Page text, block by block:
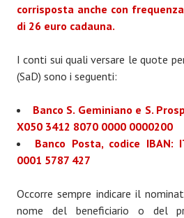
corrisposta anche con
di 26 euro cadauna.
I conti sui quali versare le quote
(SaD) sono i seguenti:
Banco S. Geminiano e S.
X050 3412 8070 0000 0000200
Banco Posta, codice IBAN:
0001 5787 427
Occorre sempre indicare il
nome del beneficiario o del